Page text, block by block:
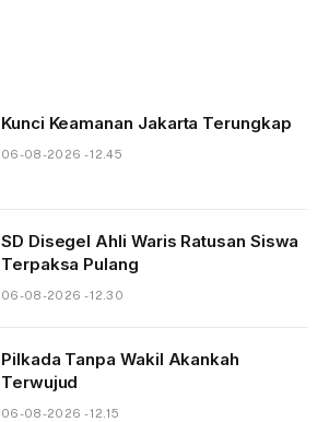
Kunci Keamanan Jakarta Terungkap
06-08-2026 - 12.45
SD Disegel Ahli Waris Ratusan Siswa
Terpaksa Pulang
06-08-2026 - 12.30
Pilkada Tanpa Wakil Akankah
Terwujud
06-08-2026 - 12.15